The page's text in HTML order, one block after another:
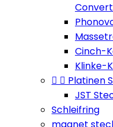
Cinch-
Klinke-
  Platinen
JST
Schleifring